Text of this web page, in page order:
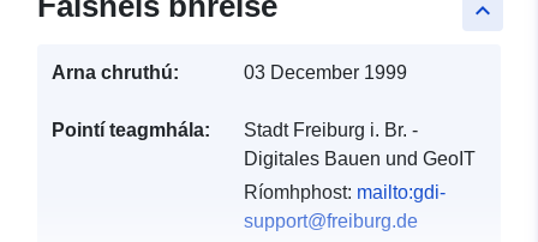
keyboard_arrow_up
Arna chruthú: 03 December 1999
Pointí teagmhála:
Stadt Freiburg i. Br. -
Digitales Bauen und GeoIT
Ríomhphost: mailto:gdi-
support@freiburg.de